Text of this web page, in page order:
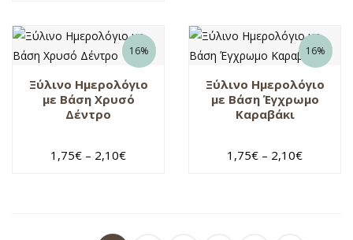
16%
Ξύλινο Ημερολόγιο
με Βάση Χρυσό
Δέντρο
1,75€ – 2,10€
16%
Ξύλινο Ημερολόγιο
με Βάση Έγχρωμο
Καραβάκι
1,75€ – 2,10€